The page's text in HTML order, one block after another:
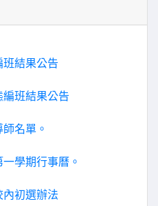
班結果公告
班結果公告
名單。
學期行事曆。
內初選辦法